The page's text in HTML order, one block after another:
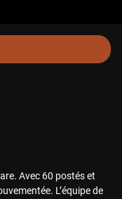
Avec 60 postés et
L’équipe de